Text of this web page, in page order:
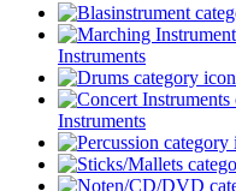
Instruments
Instruments